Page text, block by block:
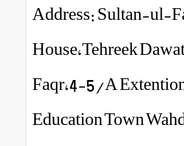
Address: Sultan-ul-
House,Tehreek
Faqr,4-5/A
Education Town